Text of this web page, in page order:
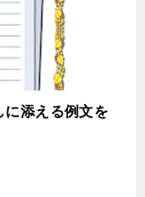
に添える例文を